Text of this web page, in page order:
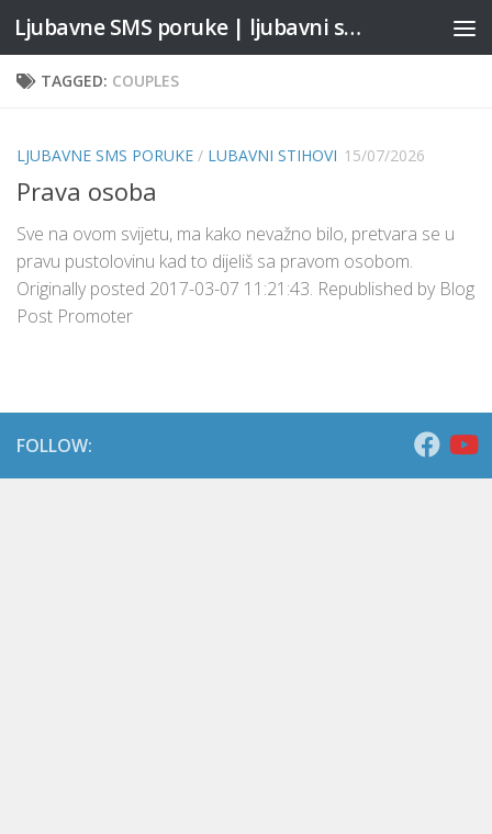
Skip to content Ljubavne SMS poruke | ljubavni stihovi
TAGGED: COUPLES
LJUBAVNE SMS PORUKE / LUBAVNI STIHOVI 15/07/2026
Prava osoba
Sve na ovom svijetu, ma kako nevažno bilo, pretvara se u
pravu pustolovinu kad to dijeliš sa pravom osobom.
Originally posted 2017-03-07 11:21:43. Republished by Blog
Post Promoter
FOLLOW: